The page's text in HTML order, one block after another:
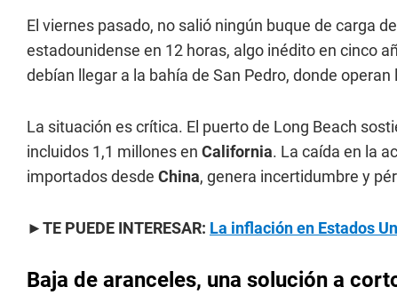
El viernes pasado, no salió ningún buque de carga
estadounidense en 12 horas, algo inédito en cinco
debían llegar a la bahía de San Pedro, donde
La situación es crítica. El puerto de Long Beach
incluidos 1,1 millones en California. La caída en la
importados desde China, genera incertidumbre y
►TE PUEDE INTERESAR: La inflación en Estados
Baja de aranceles, una solución a